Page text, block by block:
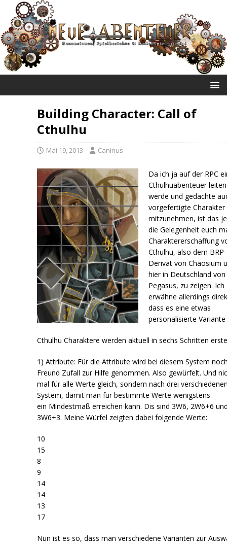
Building Character: Call of
Cthulhu
Mai 19, 2013 Caninus
Da ich ja auf der RPC
Cthulhuabenteuer leiten
werde und gedachte
vorgefertigte Charakter
mitzunehmen, ist das
die Gelegenheit euch
Charaktererschaffung
Cthulhu, also dem BRP-
Derivat von Chaosium
hier in Deutschland von
Pegasus, zu zeigen. Ich
erwähne allerdings
dass es eine etwas
personalisierte Variante
Cthulhu Charaktere werden aktuell in sechs Schritten
1) Attribute: Für die Attribute wird bei diesem System
Freund Zufall zur Hilfe genommen. Also gewürfelt. Und
mal für alle Werte gleich, sondern nach drei
System, damit man für bestimmte Werte wenigstens
ein Mindestmaß erreichen kann. Dis sind 3W6, 2W6+6
3W6+3. Meine Würfel zeigten dabei folgende Werte:
10
15
8
9
14
14
13
17
Nun ist es so, dass man verschiedene Varianten zur